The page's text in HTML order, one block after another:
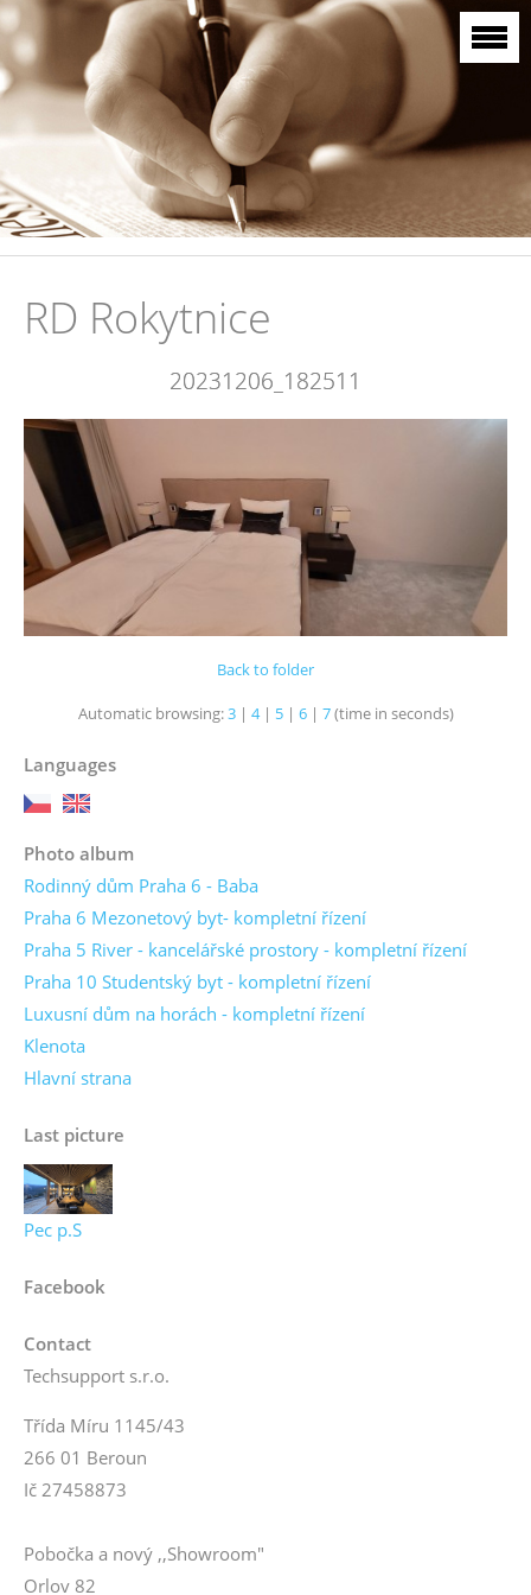
RD Rokytnice
20231206_182511
Back to folder
Automatic browsing:3| 4| 5| 6| 7(time in seconds)
Languages
Photo album
Rodinný dům Praha 6 - Baba
Praha 6 Mezonetový byt- kompletní řízení
Praha 5 River - kancelářské prostory - kompletní řízení
Praha 10 Studentský byt - kompletní řízení
Luxusní dům na horách - kompletní řízení
Klenota
Hlavní strana
Last picture
Pec p.S
Facebook
Contact
Techsupport s.r.o.
Třída Míru 1145/43
266 01 Beroun
Ič 27458873
Pobočka a nový ,,Showroom"
Orlov 82